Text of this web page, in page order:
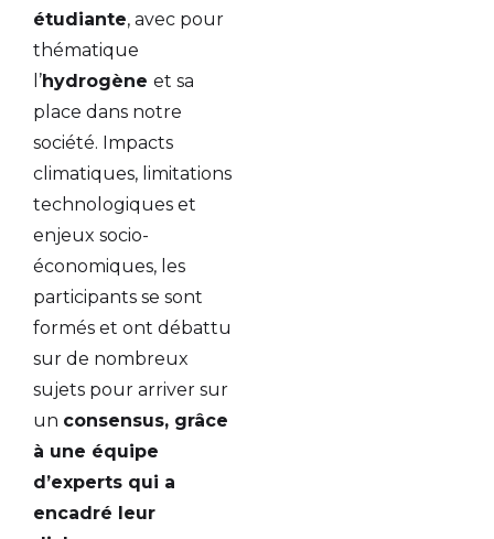
étudiante, avec pour
thématique
l’hydrogène et sa
place dans notre
société. Impacts
climatiques, limitations
technologiques et
enjeux socio-
économiques, les
participants se sont
formés et ont débattu
sur de nombreux
sujets pour arriver sur
un consensus, grâce
à une équipe
d’experts qui a
encadré leur